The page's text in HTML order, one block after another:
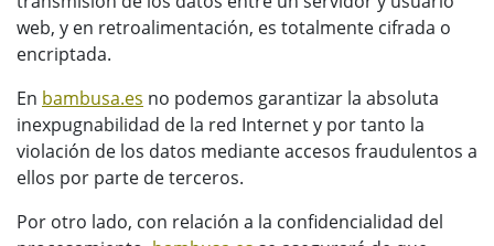
web, y en retroalimentación, es totalmente cifrada o
encriptada.
En bambusa.es no podemos garantizar la absoluta
inexpugnabilidad de la red Internet y por tanto la
violación de los datos mediante accesos fraudulentos a
ellos por parte de terceros.
Por otro lado, con relación a la confidencialidad del